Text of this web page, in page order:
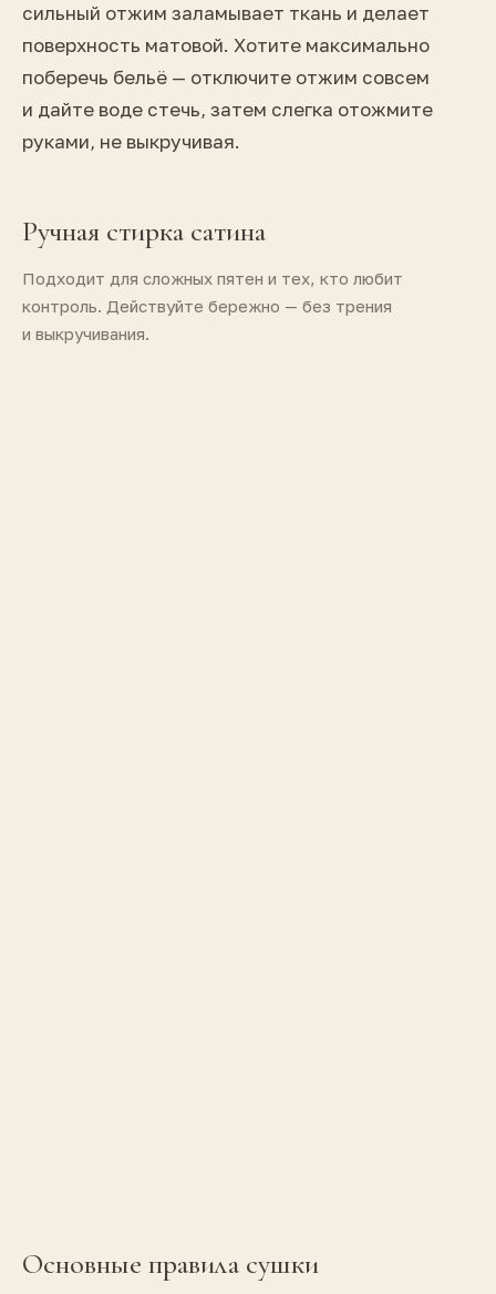
сильный отжим заламывает ткань и делает
поверхность матовой. Хотите максимально
поберечь бельё — отключите отжим совсем
и дайте воде стечь, затем слегка отожмите
руками, не выкручивая.
Ручная стирка сатина
Подходит для сложных пятен и тех, кто любит
контроль. Действуйте бережно — без трения
и выкручивания.
Основные правила сушки